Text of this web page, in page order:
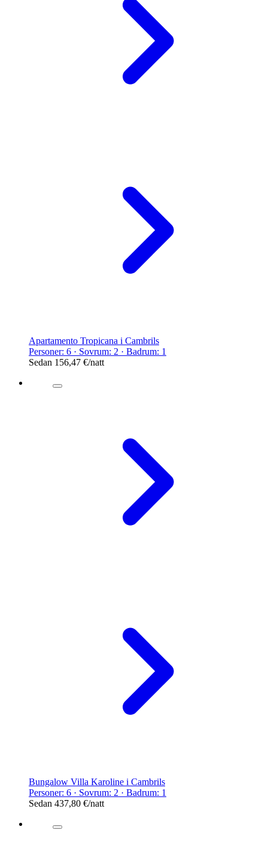
Apartamento Tropicana i Cambrils
Personer: 6 · Sovrum: 2 · Badrum: 1
Sedan 156,47 €/natt
Bungalow Villa Karoline i Cambrils
Personer: 6 · Sovrum: 2 · Badrum: 1
Sedan 437,80 €/natt